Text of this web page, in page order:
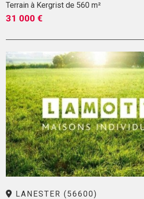
Terrain à Kergrist de 560 m²
31 000 €
LANESTER (56600)